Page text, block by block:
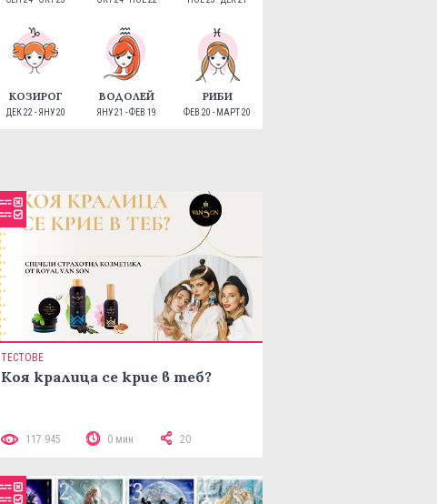
КОЗИРОГ
ДЕК 22 - ЯНУ 20
ВОДОЛЕЙ
ЯНУ 21 - ФЕВ 19
РИБИ
ФЕВ 20 - МАРТ 20
ТЕСТОВЕ
Коя кралица се крие в теб?
117 945 0 мин 20